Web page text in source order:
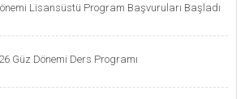
Lisansüstü Program Başvuruları Başladı
Güz Dönemi Ders Programı